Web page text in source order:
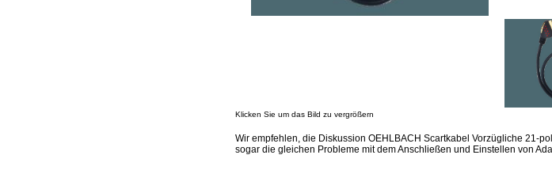
Klicken Sie um das Bild zu vergrößern
Wir empfehlen, die Diskussion OEHLBACH Scartkabel Vorzügliche 21-
sogar die gleichen Probleme mit dem Anschließen und Einstellen von